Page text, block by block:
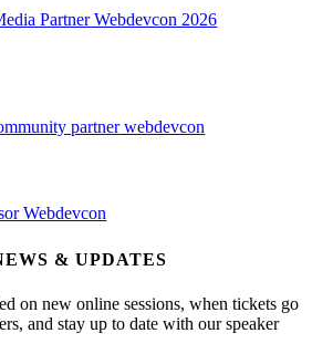
& UPDATES
on new online sessions, when tickets go
and stay up to date with our speaker